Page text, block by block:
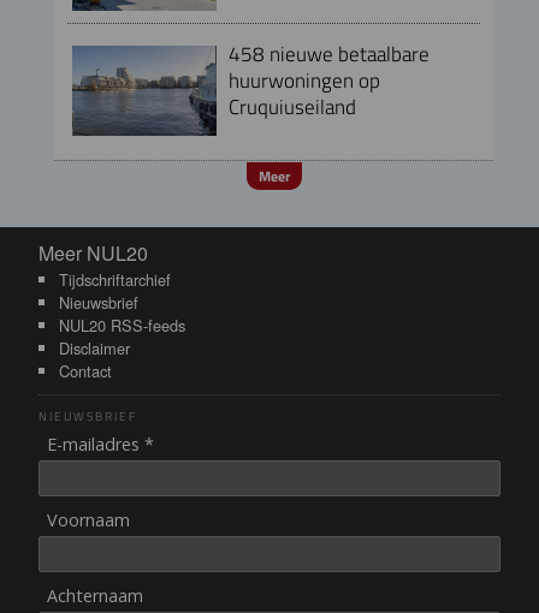
458 nieuwe betaalbare
huurwoningen op
Cruquiuseiland
Meer
Meer NUL20
Meer NUL20
Tijdschriftarchief
Nieuwsbrief
NUL20 RSS-feeds
Disclaimer
Contact
NIEUWSBRIEF
E-mailadres *
Voornaam
Achternaam